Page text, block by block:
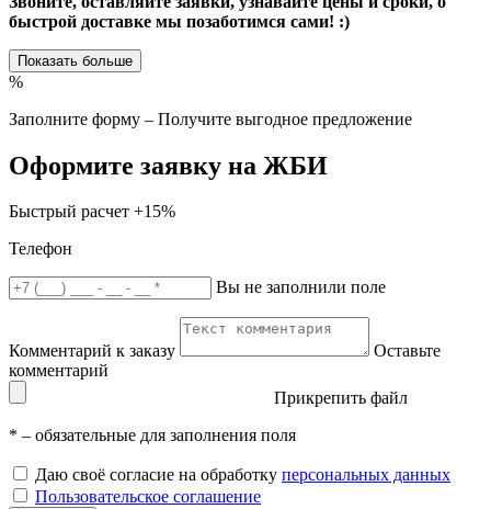
быстрой доставке мы позаботимся сами! :)
Показать больше
%
Заполните форму – Получите выгодное предложение
Оформите заявку на ЖБИ
Быстрый расчет +15%
Телефон
Вы не заполнили поле
Комментарий к заказу
Оставьте
комментарий
Прикрепить файл
* – обязательные для заполнения поля
Даю своё согласие на обработку персональных данных
Пользовательское соглашение